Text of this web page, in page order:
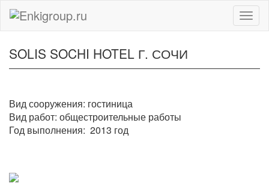
SOLIS SOCHI HOTEL Г. СОЧИ
Вид сооружения: гостиница
Вид работ: общестроительные работы
Год выполнения: 2013 год